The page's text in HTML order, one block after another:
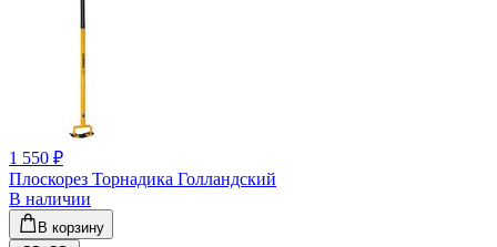
1 550 ₽
Плоскорез Торнадика Голландский
В наличии
В корзину